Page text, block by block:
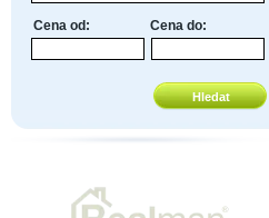
Cena od: Cena do: